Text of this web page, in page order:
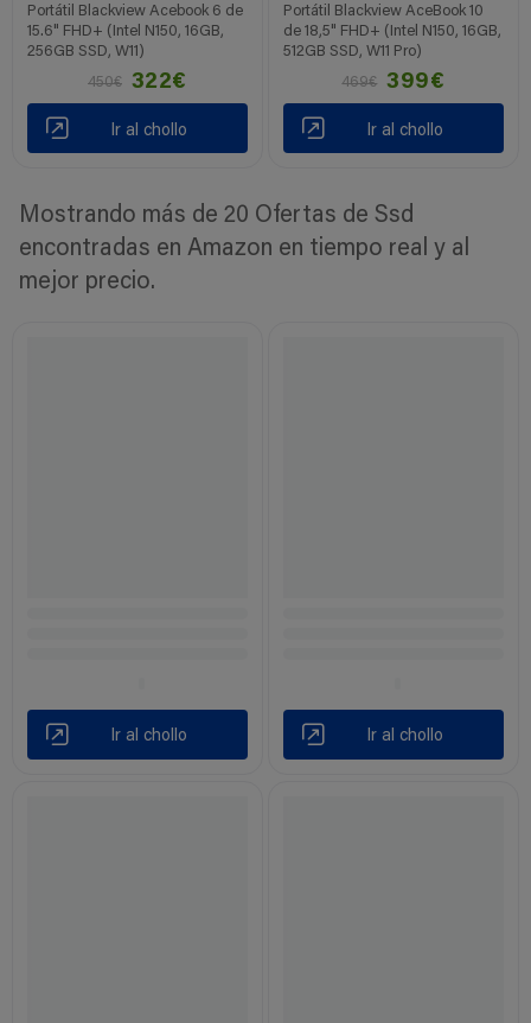
Portátil Blackview Acebook 6 de
15.6" FHD+ (Intel N150, 16GB,
256GB SSD, W11)
450€
322€
Ir al chollo
Portátil Blackview AceBook 10
de 18,5" FHD+ (Intel N150, 16GB,
512GB SSD, W11 Pro)
469€
399€
Ir al chollo
Mostrando más de 20 Ofertas de Ssd
encontradas en Amazon en tiempo real y al
mejor precio.
Ir al chollo Ir al chollo